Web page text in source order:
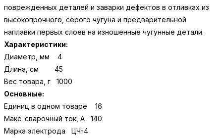
поврежденных деталей и заварки дефектов в отливках из
высокопрочного, серого чугуна и предварительной
наплавки первых слоев на изношенные чугунные детали.
Характеристики:
Диаметр, мм 4
Длина, см 45
Вес товара, г 1000
Основные:
Единиц в одном товаре 16
Макс. сварочный ток, А 140
Марка электрода ЦЧ-4